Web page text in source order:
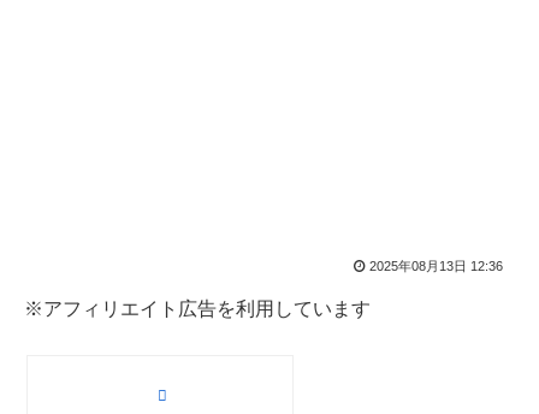
2025年08月13日 12:36
※アフィリエイト広告を利用しています